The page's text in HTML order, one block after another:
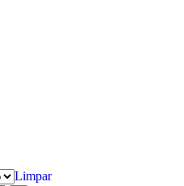
Limpar